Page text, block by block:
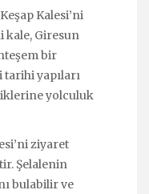
Kalesi’ni
kale, Giresun
bir
yapıları
yolculuk
ziyaret
Şelalenin
bulabilir ve